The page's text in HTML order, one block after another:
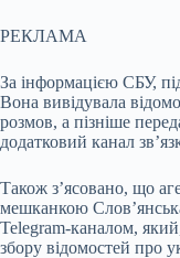
РЕКЛАМА
За інформацією СБУ,
Вона вивідувала
розмов, а пізніше
додатковий канал
Також з’ясовано, що
мешканкою
Telegram-каналом,
збору відомостей про